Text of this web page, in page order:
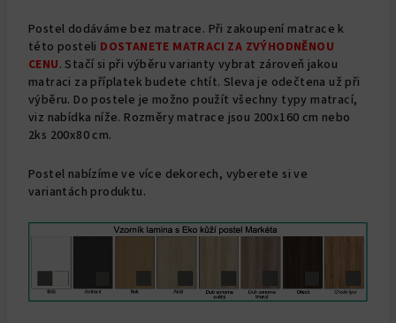
Postel dodáváme bez matrace. Při zakoupení matrace k
této posteli DOSTANETE MATRACI ZA ZVÝHODNĚNOU
CENU. Stačí si při výběru varianty vybrat zároveň jakou
matraci za příplatek budete chtít. Sleva je odečtena už při
výběru. Do postele je možno použít všechny typy matrací,
viz nabídka níže. Rozměry matrace jsou 200x160 cm nebo
2ks 200x80 cm.
Postel nabízíme ve více dekorech, vyberete si ve
variantách produktu.